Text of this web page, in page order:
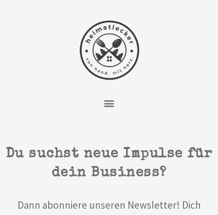
Du suchst neue Impulse für
dein Business?
Dann abonniere unseren Newsletter! Dich